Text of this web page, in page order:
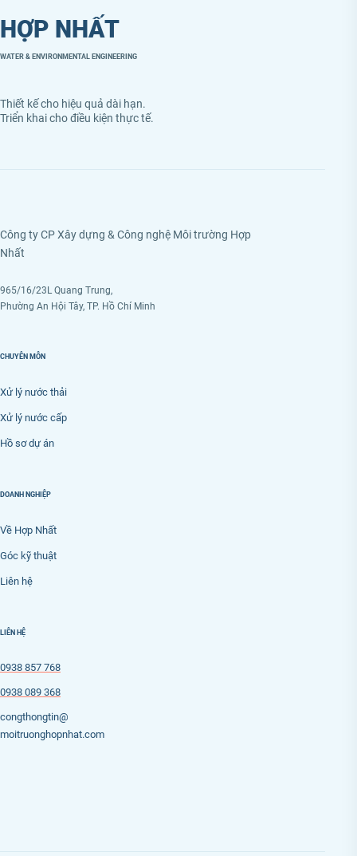
HỢP NHẤT
WATER & ENVIRONMENTAL ENGINEERING
Thiết kế cho hiệu quả dài hạn.
Triển khai cho điều kiện thực tế.
Công ty CP Xây dựng & Công nghệ Môi trường Hợp
Nhất
965/16/23L Quang Trung,
Phường An Hội Tây, TP. Hồ Chí Minh
CHUYÊN MÔN
Xử lý nước thải
Xử lý nước cấp
Hồ sơ dự án
DOANH NGHIỆP
Về Hợp Nhất
Góc kỹ thuật
Liên hệ
LIÊN HỆ
0938 857 768
0938 089 368
congthongtin@
moitruonghopnhat.com